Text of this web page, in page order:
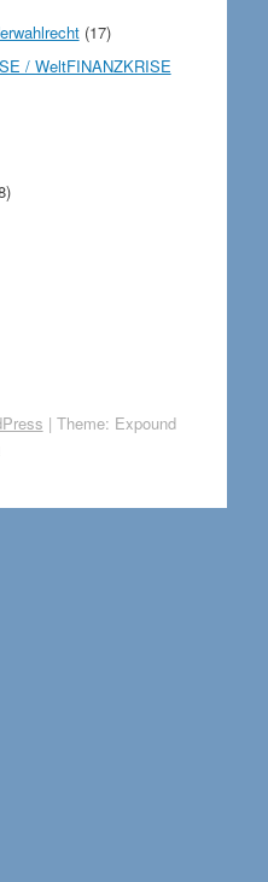
(17)
/ WeltFINANZKRISE
| Theme: Expound